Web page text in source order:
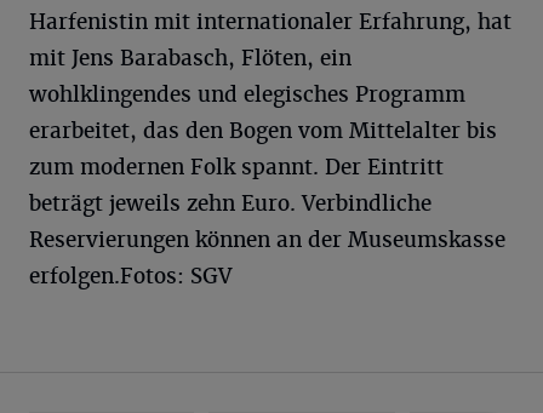
Harfenistin mit internationaler Erfahrung, hat
mit Jens Barabasch, Flöten, ein
wohlklingendes und elegisches Programm
erarbeitet, das den Bogen vom Mittelalter bis
zum modernen Folk spannt. Der Eintritt
beträgt jeweils zehn Euro. Verbindliche
Reservierungen können an der Museumskasse
erfolgen.Fotos: SGV